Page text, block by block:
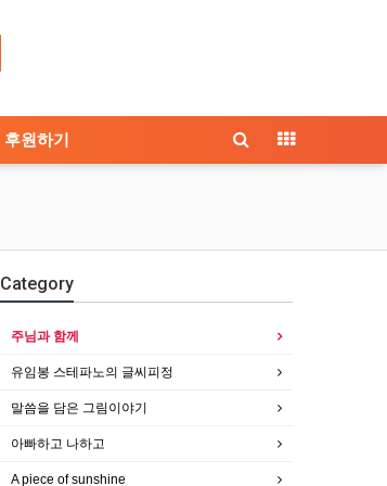
후원하기
Category
주님과 함께
유임봉 스테파노의 글씨피정
말씀을 담은 그림이야기
아빠하고 나하고
A piece of sunshine